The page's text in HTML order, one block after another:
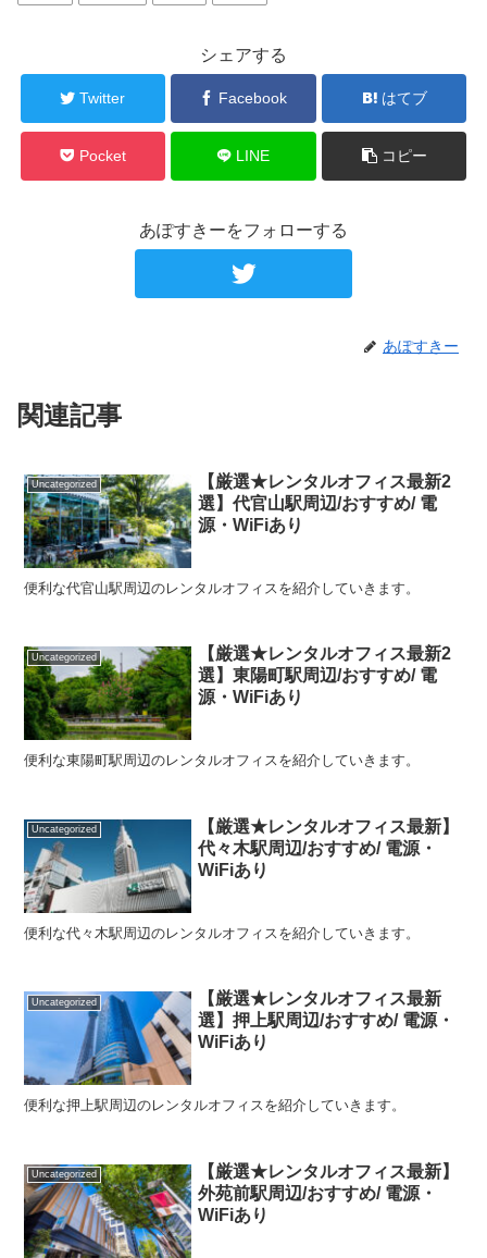
シェアする
Twitter Facebook はてブ
Pocket LINE コピー
あぽすきーをフォローする
あぽすきー
関連記事
Uncategorized
【厳選★レンタルオフィス最新2
選】代官山駅周辺/おすすめ/ 電
源・WiFiあり
便利な代官山駅周辺のレンタルオフィスを紹介していきます。
Uncategorized
【厳選★レンタルオフィス最新2
選】東陽町駅周辺/おすすめ/ 電
源・WiFiあり
便利な東陽町駅周辺のレンタルオフィスを紹介していきます。
Uncategorized
【厳選★レンタルオフィス最新】
代々木駅周辺/おすすめ/ 電源・
WiFiあり
便利な代々木駅周辺のレンタルオフィスを紹介していきます。
Uncategorized
【厳選★レンタルオフィス最新
選】押上駅周辺/おすすめ/ 電源・
WiFiあり
便利な押上駅周辺のレンタルオフィスを紹介していきます。
Uncategorized
【厳選★レンタルオフィス最新】
外苑前駅周辺/おすすめ/ 電源・
WiFiあり